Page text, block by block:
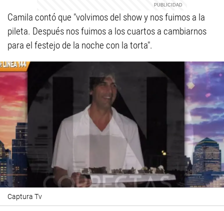
Camila contó que "volvimos del show y nos fuimos a la
pileta. Después nos fuimos a los cuartos a cambiarnos
para el festejo de la noche con la torta".
Captura Tv